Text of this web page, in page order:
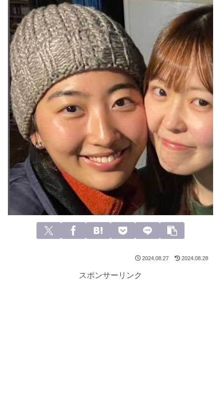
2024.08.27 2024.08.28
スポンサーリンク